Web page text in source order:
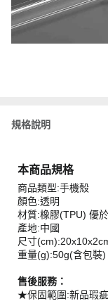
規格說明
本商品規格
商品類型:手機殼
顏色:透明
材質:橡膠(TPU) 優
產地:中國
尺寸
重量(g):50g(含包裝)
售後服務：
★保固範圍:新品瑕